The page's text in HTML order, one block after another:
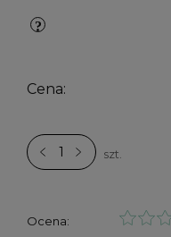
Cena:
szt.
Ocena: